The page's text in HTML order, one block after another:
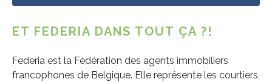
ET FEDERIA DANS TOUT ÇA ?!
Federia est la Fédération des agents immobiliers
francophones de Belgique. Elle représente les courtiers,